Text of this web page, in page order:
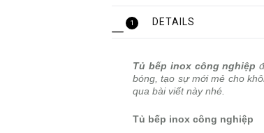
1 DETAILS
Tủ bếp inox công nghiệp
bóng, tạo sự mới mẻ cho
qua bài viết này nhé.
Tủ bếp inox công nghiệp